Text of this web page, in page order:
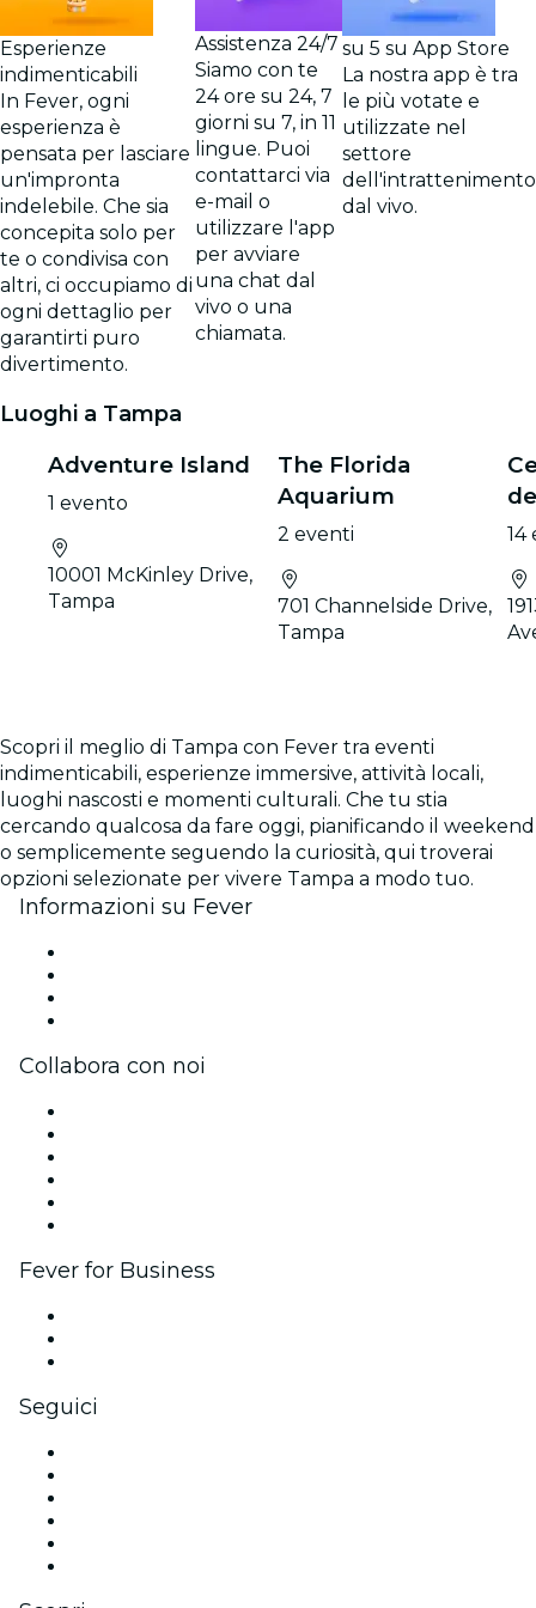
Esperienze
indimenticabili
In Fever, ogni
esperienza è
pensata per lasciare
un'impronta
indelebile. Che sia
concepita solo per
te o condivisa con
altri, ci occupiamo di
ogni dettaglio per
garantirti puro
divertimento.
Assistenza 24/7
Siamo con te
24 ore su 24, 7
giorni su 7, in 11
lingue. Puoi
contattarci via
e-mail o
utilizzare l'app
per avviare
una chat dal
vivo o una
chiamata.
su 5 su App Store
La nostra app è tra
le più votate e
utilizzate nel
settore
dell'intrattenimento
dal vivo.
Luoghi a Tampa
Adventure Island
1 evento
10001 McKinley Drive,
Tampa
The Florida
Aquarium
2 eventi
701 Channelside Drive,
Tampa
14
Scopri il meglio di Tampa con Fever tra eventi
indimenticabili, esperienze immersive, attività locali,
luoghi nascosti e momenti culturali. Che tu stia
cercando qualcosa da fare oggi, pianificando il weekend
o semplicemente seguendo la curiosità, qui troverai
opzioni selezionate per vivere Tampa a modo tuo.
Informazioni su Fever
Collabora con noi
Fever for Business
Seguici